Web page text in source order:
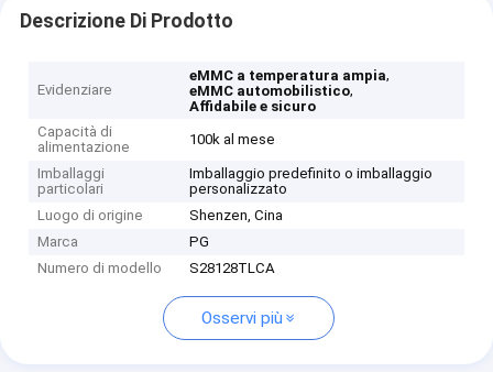
Descrizione Di Prodotto
Evidenziare
eMMC a temperatura ampia,
eMMC automobilistico,
Affidabile e sicuro
Capacità di
alimentazione
100k al mese
Imballaggi
particolari
Imballaggio predefinito o imballaggio
personalizzato
Luogo di origine
Shenzen, Cina
Marca
PG
Numero di modello
S28128TLCA
Osservi più